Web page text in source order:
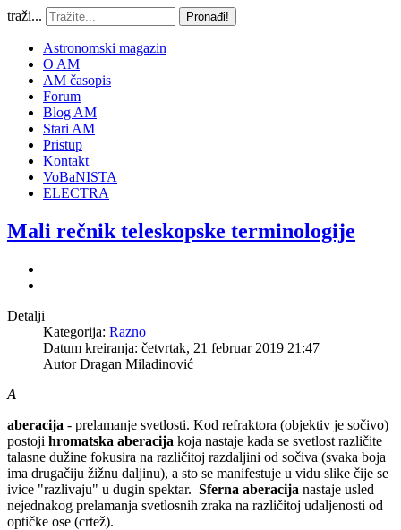
traži... Pronađi!
Astronomski magazin
O AM
AM časopis
Forum
Blog AM
Stari AM
Pristup
Kontakt
VoBaNISTA
ELECTRA
Mali rečnik teleskopske terminologije
Detalji
Kategorija: Razno
Datum kreiranja: četvrtak, 21 februar 2019 21:47
AutorDragan Miladinović
A
aberacija - prelamanje svetlosti. Kod refraktora (objektiv je sočivo)
postoji hromatska aberacija koja nastaje kada se svetlost različite
talasne dužine fokusira na različitoj razdaljini od sočiva (svaka boja
ima drugačiju žižnu daljinu), a sto se manifestuje u vidu slike čije se
ivice "razlivaju" u dugin spektar. Sferna aberacija nastaje usled
nejednakog prelamanja svetlosnih zraka na različitoj udaljenosti od
optičke ose (crtež).